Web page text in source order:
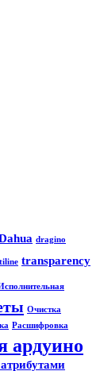
dragino
transparency
Очистка
Расшифровка
ардуино